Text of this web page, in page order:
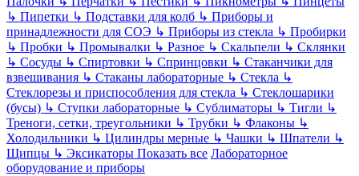
↳ Пипетки ↳ Подставки для колб ↳ Приборы и
принадлежности для СОЭ ↳ Приборы из стекла ↳ Пробирки
↳ Пробки ↳ Промывалки ↳ Разное ↳ Скальпели ↳ Склянки
↳ Сосуды ↳ Спиртовки ↳ Спринцовки ↳ Стаканчики для
взвешивания ↳ Стаканы лабораторные ↳ Стекла ↳
Стеклорезы и приспособления для стекла ↳ Стеклошарики
(бусы) ↳ Ступки лабораторные ↳ Сублиматоры ↳ Тигли ↳
Треноги, сетки, треугольники ↳ Трубки ↳ Флаконы ↳
Холодильники ↳ Цилиндры мерные ↳ Чашки ↳ Шпатели ↳
Щипцы ↳ Эксикаторы Показать все Лабораторное
оборудование и приборы